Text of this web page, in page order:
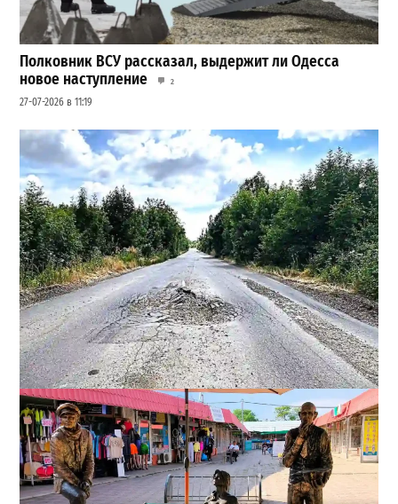
Полковник ВСУ рассказал, выдержит ли Одесса
новое наступление
2
27-07-2026 в 11:19
Почему из сел Одесской области исчезли автобусы и
как теперь добираются люди
2
23-07-2026 в 14:36
ВИБОР РЕДАКЦИИ